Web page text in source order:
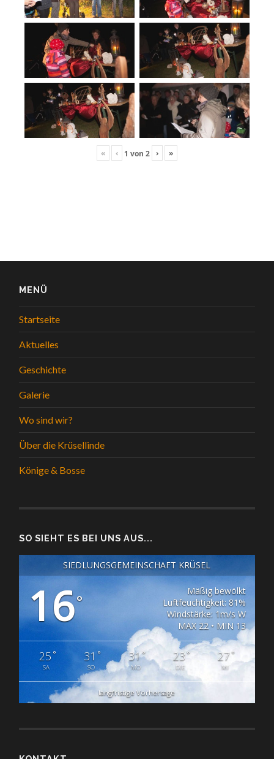
« ‹ 1 von 2 › »
MENÜ
Startseite
Aktuelles
Geschichte
Galerie
Wo sind wir?
Über die Krüsellinde
Könige & Bosse
SO SIEHT ES BEI UNS AUS...
SIEDLUNGSGEMEINSCHAFT KRÜSEL
16°
Mäßig bewölkt
Luftfeuchtigkeit: 81%
Windstärke: 1m/s W
MAX 22 • MIN 13
25°
SA
31 °
SO
31°
MO
23°
DIE
27°
MI
langfristige Vorhersage